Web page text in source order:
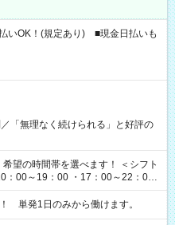
いOK！(規定あり) ■現金日払いも
「無理なく続けられる」と好評の
：00～19：00 ・17：00～22：00
～翌6：00 など
単発1日のみから働けます。